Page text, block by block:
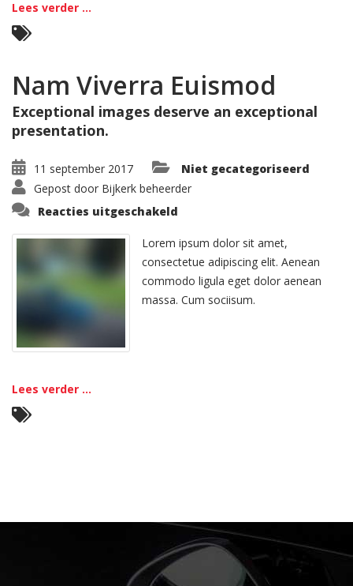
Lees verder ...
Nam Viverra Euismod
Exceptional images deserve an exceptional
presentation.
11 september 2017
Niet gecategoriseerd
Gepost door Bijkerk beheerder
Reacties uitgeschakeld
Euismod
Lorem ipsum dolor sit amet,
consectetue adipiscing elit. Aenean
commodo ligula eget dolor aenean
massa. Cum sociisum.
Lees verder ...